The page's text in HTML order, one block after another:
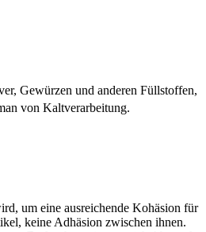
Gewürzen und anderen Füllstoffen,
von Kaltverarbeitung.
um eine ausreichende Kohäsion für
keine Adhäsion zwischen ihnen.